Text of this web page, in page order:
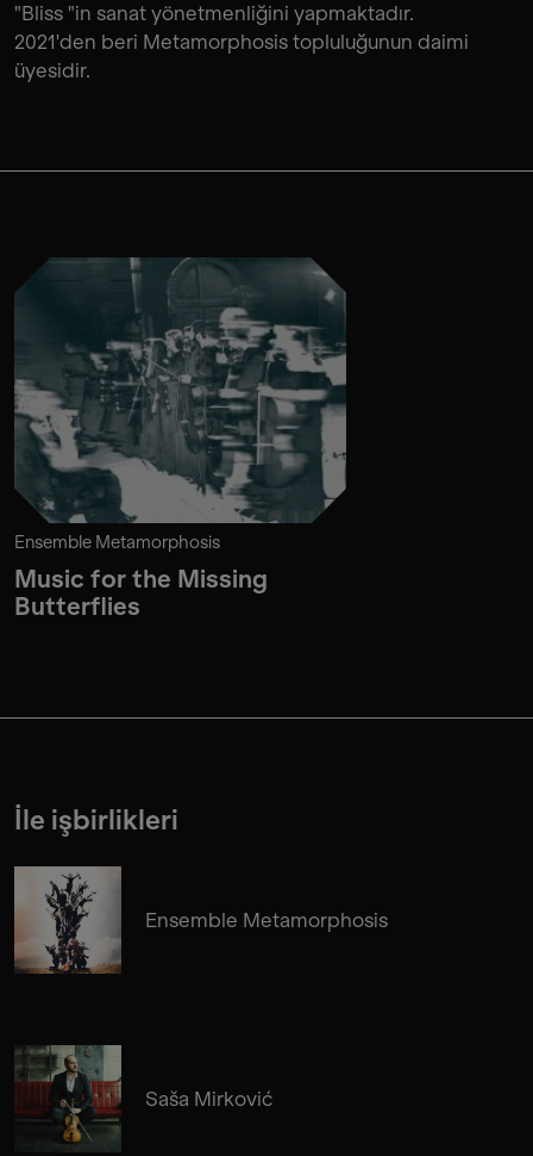
"Bliss "in sanat yönetmenliğini yapmaktadır.
2021'den beri Metamorphosis topluluğunun daimi
üyesidir.
Ensemble Metamorphosis
Music for the Missing
Butterflies
İle işbirlikleri
Ensemble Metamorphosis
Saša Mirković